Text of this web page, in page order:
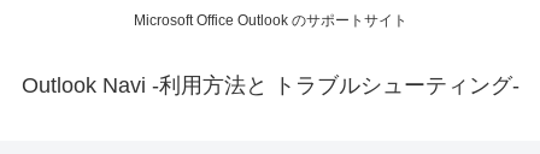
Microsoft Office Outlook のサポートサイト
Outlook Navi -利用方法と トラブルシューティング-